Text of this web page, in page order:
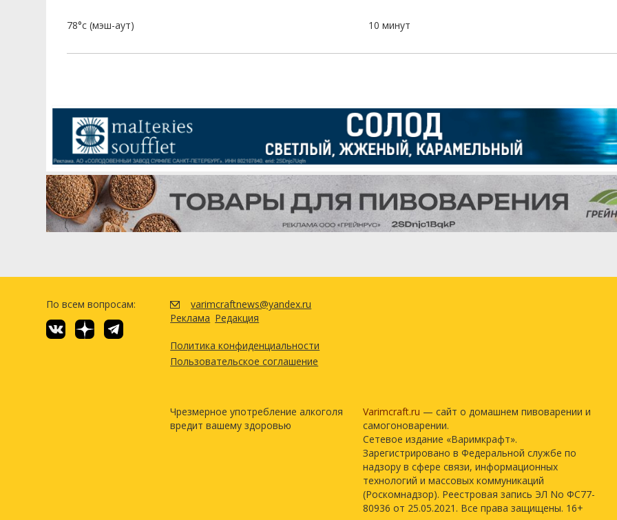
78°c (мэш-аут) 10 минут
По всем вопросам:
varimcraftnews@yandex.ru
Реклама Редакция
Политика конфиденциальности
Пользовательское соглашение
Чрезмерное употребление алкоголя
вредит вашему здоровью
Varimcraft.ru — сайт о домашнем пивоварении и
самогоноварении.
Сетевое издание «Варимкрафт».
Зарегистрировано в Федеральной службе по
надзору в сфере связи, информационных
технологий и массовых коммуникаций
(Роскомнадзор). Реестровая запись ЭЛ No ФС77-
80936 от 25.05.2021. Все права защищены. 16+